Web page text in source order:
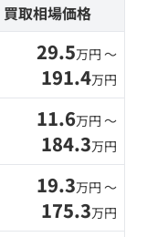
買取相場価格
29.5万円 〜
191.4万円
11.6万円 〜
184.3万円
19.3万円 〜
175.3万円